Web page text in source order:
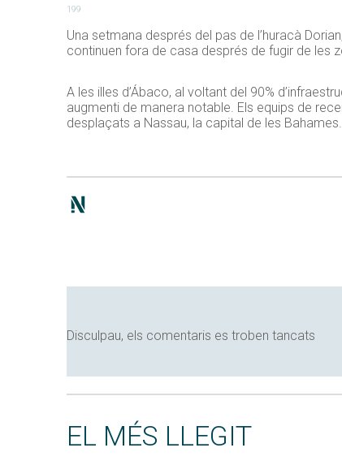
199
Una setmana després del pas de l’huracà
continuen fora de casa després de fugir de les
A les illes d’Ábaco, al voltant del 90%
augmenti de manera notable. Els equips de
desplaçats a Nassau, la capital de les Bahames.
Disculpau, els comentaris es troben tancats
EL MÉS LLEGIT